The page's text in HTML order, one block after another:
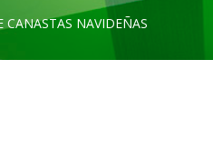
CANASTAS NAVIDEÑAS